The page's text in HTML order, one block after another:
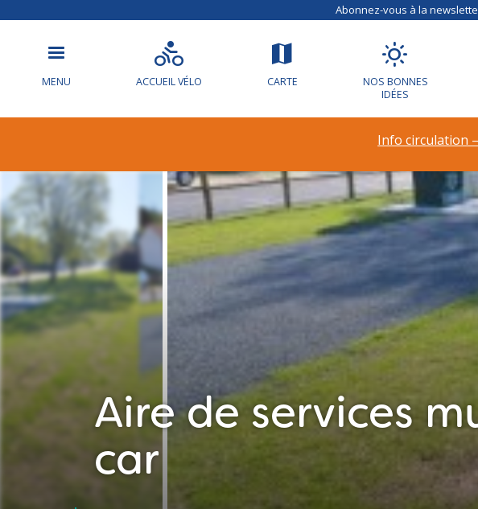
Abonnez-vous à la
MENU ACCUEIL VÉLO CARTE
NOS BONNES
IDÉES
Info circulation
Aire de services
car